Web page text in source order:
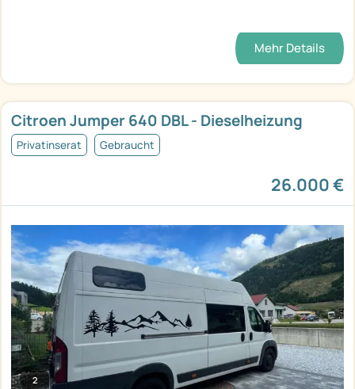
Mehr Details
Citroen Jumper 640 DBL - Dieselheizung
Privatinserat Gebraucht
26.000 €
2